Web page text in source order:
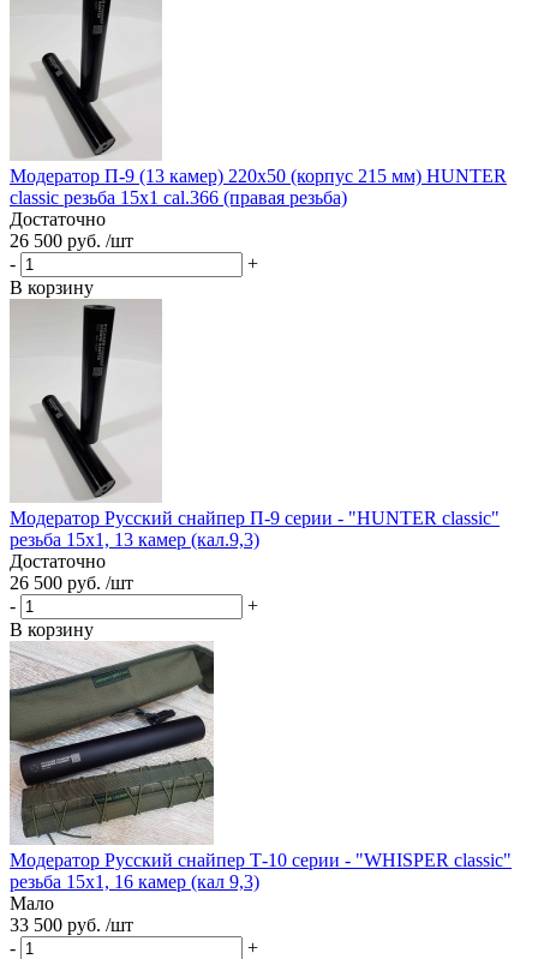
Модератор П-9 (13 камер) 220х50 (корпус 215 мм) HUNTER
classic резьба 15x1 cal.366 (правая резьба)
Достаточно
26 500 руб. /шт
-
+
В корзину
Модератор Русский снайпер П-9 серии - "HUNTER classic"
резьба 15х1, 13 камер (кал.9,3)
Достаточно
26 500 руб. /шт
-
+
В корзину
Модератор Русский снайпер Т-10 серии - "WHISPER classic"
резьба 15х1, 16 камер (кал 9,3)
Мало
33 500 руб. /шт
-
+